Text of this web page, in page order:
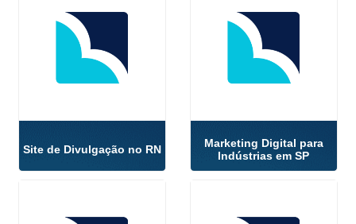
Site de Divulgação no RN
Marketing Digital para
Indústrias em SP